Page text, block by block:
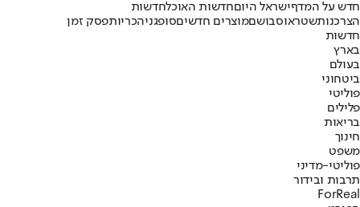
חדש על המדףישראל היוםחדשות האוכלחדשות
הצרכנותשטראוסבושםמוצרים חדשיםסופגניהכריותפסק זמן
חדשות
בארץ
בעולם
ביטחוני
פוליטי
פלילים
בריאות
חינוך
משפט
פוליטי-מדיני
תרבות ובידור
ForReal